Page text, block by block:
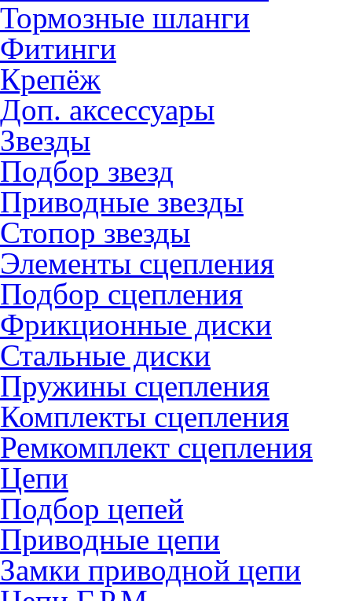
Тормозные шланги
Фитинги
Крепёж
Доп. аксессуары
Звезды
Подбор звезд
Приводные звезды
Стопор звезды
Элементы сцепления
Подбор сцепления
Фрикционные диски
Стальные диски
Пружины сцепления
Комплекты сцепления
Ремкомплект сцепления
Цепи
Подбор цепей
Приводные цепи
Замки приводной цепи